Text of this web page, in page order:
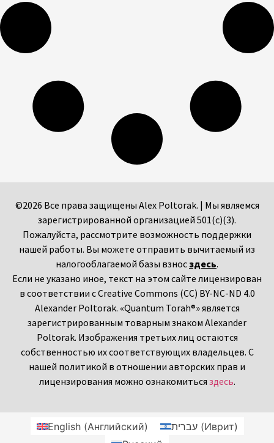
©2026 Все права защищены Alex Poltorak. | Мы являемся
зарегистрированной организацией 501(c)(3).
Пожалуйста, рассмотрите возможность поддержки
нашей работы. Вы можете отправить вычитаемый из
налогооблагаемой базы взнос здесь.
Если не указано иное, текст на этом сайте лицензирован
в соответствии с Creative Commons (CC) BY-NC-ND 4.0
Alexander Poltorak. «Quantum Torah®» является
зарегистрированным товарным знаком Alexander
Poltorak. Изображения третьих лиц остаются
собственностью их соответствующих владельцев. С
нашей политикой в отношении авторских прав и
лицензирования можно ознакомиться здесь.
English(Английский) עברית(Иврит)